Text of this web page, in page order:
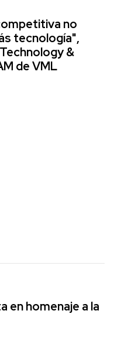
no
tecnología",
&
de VML
en homenaje a la